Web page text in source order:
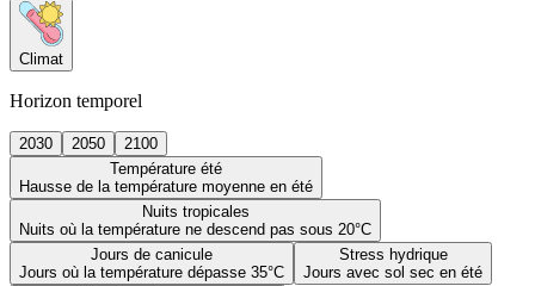
Climat
Horizon temporel
2030 2050
2100
Température été
Hausse de la température moyenne en été
Nuits tropicales
Nuits où la température ne descend pas sous 20°C
Jours de canicule
Jours où la température dépasse 35°C
Stress hydrique
Jours avec sol sec en été